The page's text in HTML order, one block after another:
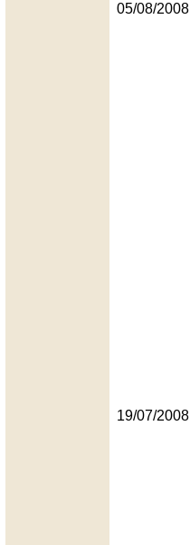
05/08/2008
19/07/2008